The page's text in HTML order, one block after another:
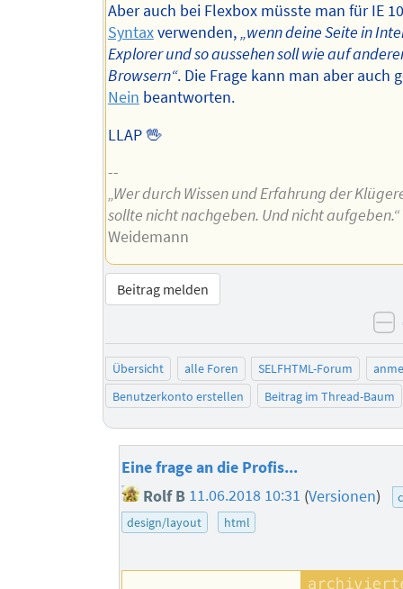
Aber auch bei Flexbox müsste man für IE
Syntaxverwenden,„wenn deine Seite in
Explorer und so aussehen soll wie auf
Browsern“. Die Frage kann man aber auch
Nein beantworten.
LLAP 🖖
--
„Wer durch Wissen und Erfahrung der
sollte nicht nachgeben. Und nicht aufgeben.“
Weidemann
Beitrag melden
Übersicht alle Foren SELFHTML-Forum
Benutzerkonto erstellen
Beitrag im Thread-Baum
Eine frage an die Profis...
Rolf B 11.06.2018 10:31 (Versionen)
design/layout
html